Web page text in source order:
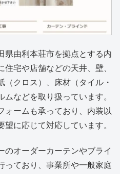
県由利本荘市を拠点とする内
宅や店舗などの天井、壁、
（クロス）、床材（タイル・
などを取り扱っています。
ォームも承っており、内装以
に応じて対応しています。
のオーダーカーテンやブライ
っており、事業所や一般家庭